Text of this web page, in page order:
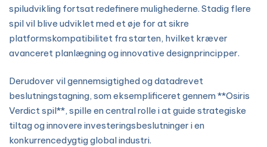
spiludvikling fortsat redefinere mulighederne. Stadig flere
spil vil blive udviklet med et øje for at sikre
platformskompatibilitet fra starten, hvilket kræver
avanceret planlægning og innovative designprincipper.
Derudover vil gennemsigtighed og datadrevet
beslutningstagning, som eksemplificeret gennem **Osiris
Verdict spil**, spille en central rolle i at guide strategiske
tiltag og innovere investeringsbeslutninger i en
konkurrencedygtig global industri.